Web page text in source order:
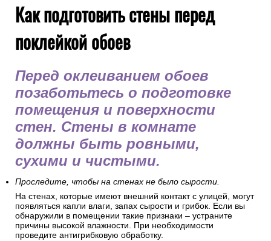
Как подготовить стены перед
поклейкой обоев
Перед оклеиванием обоев
позаботьтесь о подготовке
помещения и поверхности
стен. Стены в комнате
должны быть ровными,
сухими и чистыми.
Проследите, чтобы на стенах не было сырости.
На стенах, которые имеют внешний контакт с улицей, могут
появляться капли влаги, запах сырости и грибок. Если вы
обнаружили в помещении такие признаки – устраните
причины высокой влажности. При необходимости
проведите антигрибковую обработку.